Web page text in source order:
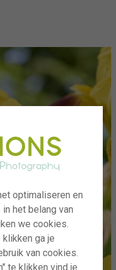
optimaliseren en
het belang van
we cookies.
ga je
van cookies.
te klikken vind je